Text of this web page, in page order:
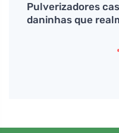
Pulverizadores
daninhas que